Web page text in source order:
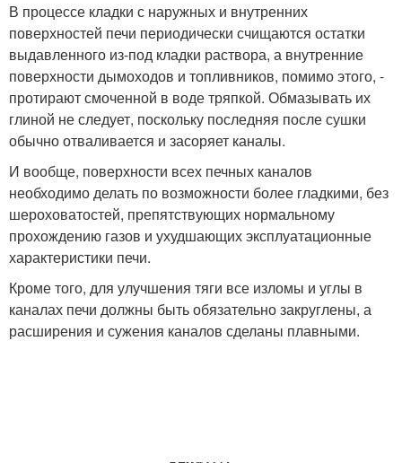
В процессе кладки с наружных и внутренних
поверхностей печи периодически счищаются остатки
выдавленного из-под кладки раствора, а внутренние
поверхности дымоходов и топливников, помимо этого, -
протирают смоченной в воде тряпкой. Обмазывать их
глиной не следует, поскольку последняя после сушки
обычно отваливается и засоряет каналы.
И вообще, поверхности всех печных каналов
необходимо делать по возможности более гладкими, без
шероховатостей, препятствующих нормальному
прохождению газов и ухудшающих эксплуатационные
характеристики печи.
Кроме того, для улучшения тяги все изломы и углы в
каналах печи должны быть обязательно закруглены, а
расширения и сужения каналов сделаны плавными.